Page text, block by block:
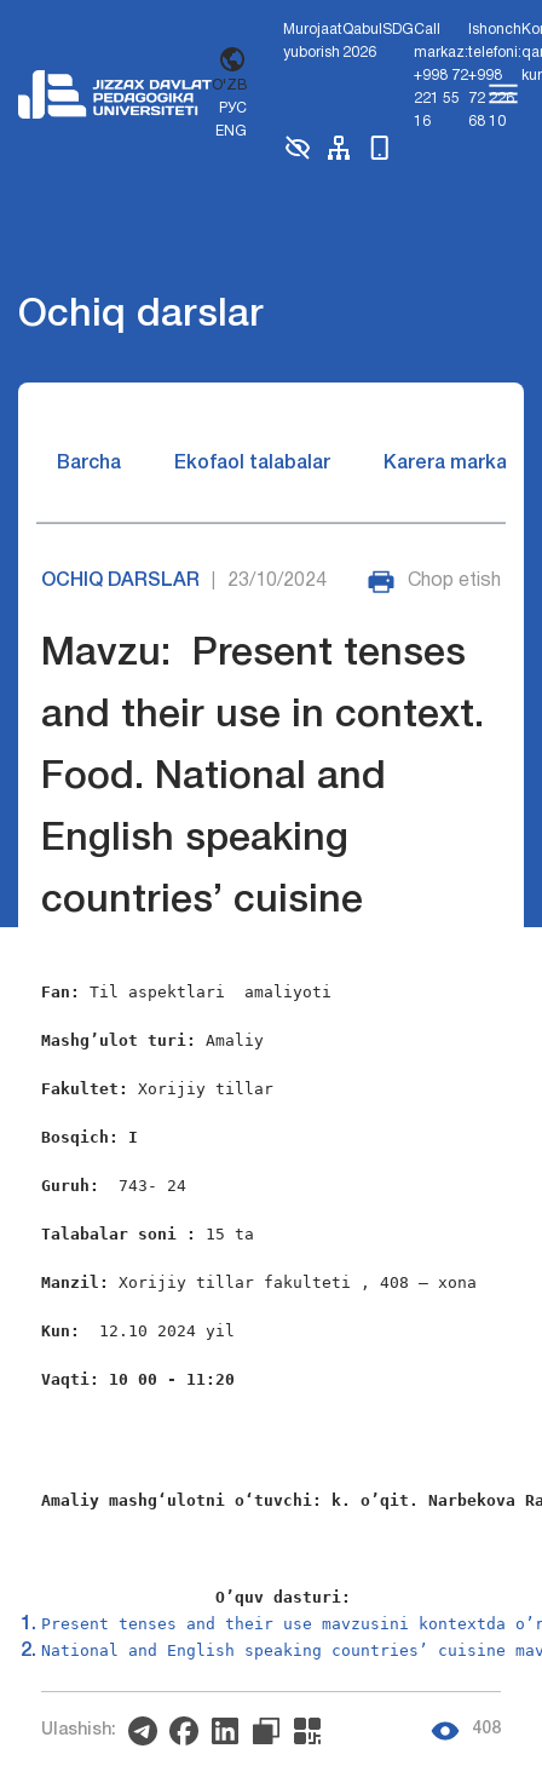
O'ZB
РУС
ENG
Murojaat
yuborish
Qabul
2026
SDGCall
markaz:
+998 72
221 55
16
Ishonch
telefoni:
+998
72 226
68 10
Ochiq darslar
Barcha Ekofaol talabalar Karera markazi
OCHIQ DARSLAR 23/10/2024 Chop etish
Mavzu: Present tenses
and their use in context.
Food. National and
English speaking
countries’ cuisine
Fan: Til aspektlari  amaliyoti
Mashg’ulot turi: Amaliy
Fakultet: Xorijiy tillar
Bosqich: I
Guruh: 743- 24
Talabalar soni : 15 ta
Manzil: Xorijiy tillar fakulteti , 408 – xona
Kun: 12.10 2024 yil
Vaqti: 10 00 - 11:20
Amaliy mashgʻulotni oʻtuvchi: k. o’qit. Narbekova
O’quv dasturi:
Present tenses and their use mavzusini kontextda
National and English speaking countries’ cuisine
Ulashish: 408